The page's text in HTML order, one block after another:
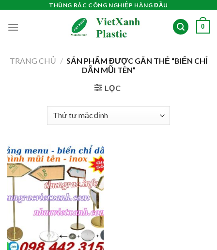
content
THÙNG RÁC CÔNG NGHIỆP HÀNG ĐẦU
0
TRANG CHỦ / SẢN PHẨM ĐƯỢC GẮN THẺ “BIỂN CHỈ
DẪN MŨI TÊN”
LỌC